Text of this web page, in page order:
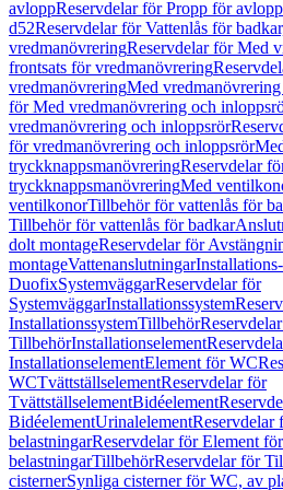
avloppReservdelar för Propp för avlopp
d52Reservdelar för Vattenlås för
vredmanövreringReservdelar för Med
frontsats för vredmanövrering
vredmanövreringMed
för Med vredmanövrering och
vredmanövrering och inloppsrör
för vredmanövrering och inloppsrör
tryckknappsmanövreringReservdelar
tryckknappsmanövreringMed
ventilkonorTillbehör för vattenlås för
Tillbehör för vattenlås för badkar
dolt montageReservdelar för
montageVattenanslutningar
DuofixSystemväggarReservdelar för
SystemväggarInstallationssystem
InstallationssystemTillbehör
TillbehörInstallationselement
InstallationselementElement för WC
WCTvättställselementReservdelar för
TvättställselementBidéelement
BidéelementUrinalelementReservdelar
belastningarReservdelar för Element för
belastningarTillbehörReservdelar för
cisternerSynliga cisterner för WC, av